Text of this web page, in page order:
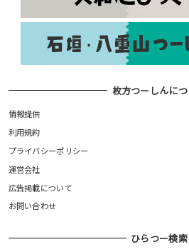
枚方つーしんに
情報提供
利用規約
プライバシーポリシー
運営会社
広告掲載について
お問い合わせ
ひらつー検索